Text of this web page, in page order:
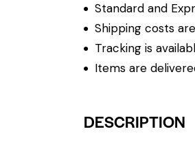
Standard and
Shipping costs
Tracking is
Items are
DESCRIPTION